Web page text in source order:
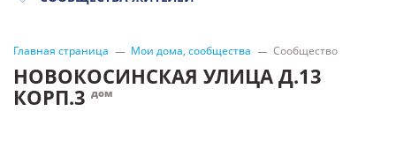
Главная страница Мои дома, сообщества Сообщество
НОВОКОСИНСКАЯ УЛИЦА Д.13
КОРП.3 дом